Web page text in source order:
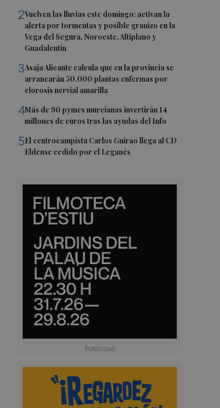
2Vuelven las lluvias este domingo: activan la
alerta por tormentas y posible granizo en la
Vega del Segura, Noroeste, Altiplano y
Guadalentín
3Asaja Alicante calcula que en la provincia se
arrancarán 50.000 plantas enfermas por
clorosis nervial amarilla
4Más de 90 pymes murcianas invertirán 14
millones de euros tras las ayudas del Info
5El centrocampista Carlos Guirao llega al CD
Eldense cedido por el Leganés